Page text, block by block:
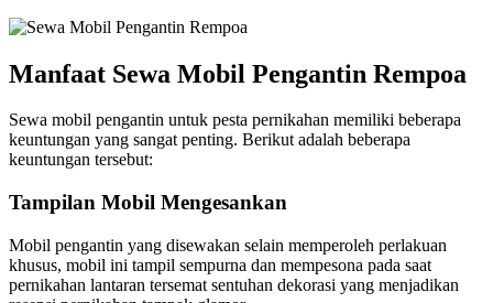
Manfaat Sewa Mobil Pengantin Rempoa
Sewa mobil pengantin untuk pesta pernikahan memiliki beberapa
keuntungan yang sangat penting. Berikut adalah beberapa
keuntungan tersebut:
Tampilan Mobil Mengesankan
Mobil pengantin yang disewakan selain memperoleh perlakuan
khusus, mobil ini tampil sempurna dan mempesona pada saat
pernikahan lantaran tersemat sentuhan dekorasi yang menjadikan